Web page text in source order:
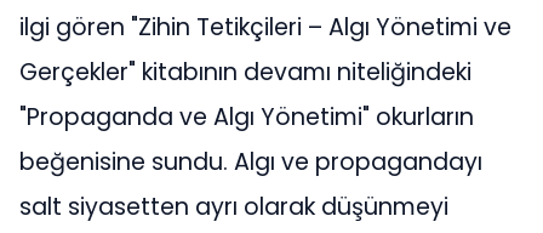
ilgi gören "Zihin Tetikçileri – Algı Yönetimi ve
Gerçekler" kitabının devamı niteliğindeki
"Propaganda ve Algı Yönetimi" okurların
beğenisine sundu. Algı ve propagandayı
salt siyasetten ayrı olarak düşünmeyi